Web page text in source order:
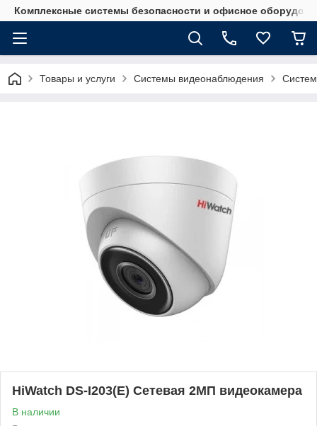
Комплексные системы безопасности и офисное
Товары и услуги Системы видеонаблюдения
HiWatch DS-I203(E) Сетевая 2МП видеокамера
В наличии